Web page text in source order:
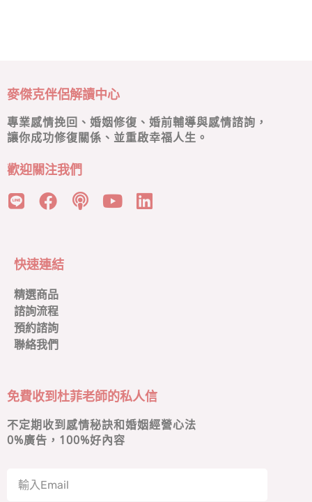
麥傑克伴侶解讀中心
專業感情挽回、婚姻修復、婚前輔導與感情諮詢，
讓你成功修復關係、並重啟幸福人生。
歡迎關注我們
快速連結
精選商品
諮詢流程
預約諮詢
聯絡我們
免費收到杜菲老師的私人信
不定期收到感情秘訣和婚姻經營心法
0%廣告，100%好內容